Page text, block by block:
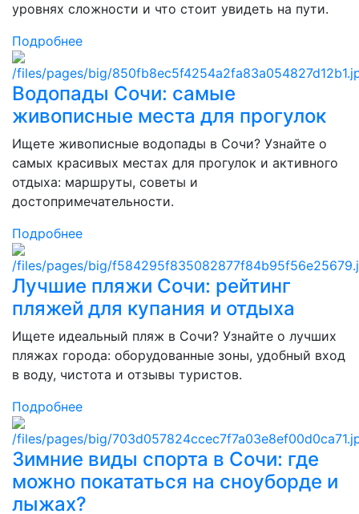
уровнях сложности и что стоит увидеть на пути.
Подробнее
Водопады Сочи: самые
живописные места для прогулок
Ищете живописные водопады в Сочи? Узнайте о
самых красивых местах для прогулок и активного
отдыха: маршруты, советы и
достопримечательности.
Подробнее
Лучшие пляжи Сочи: рейтинг
пляжей для купания и отдыха
Ищете идеальный пляж в Сочи? Узнайте о лучших
пляжах города: оборудованные зоны, удобный вход
в воду, чистота и отзывы туристов.
Подробнее
Зимние виды спорта в Сочи: где
можно покататься на сноуборде и
лыжах?